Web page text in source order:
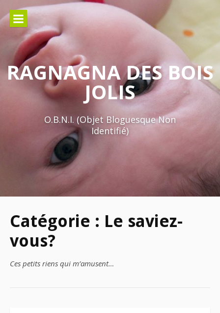
au
contenu
RAGNAGNA DES BOIS
JOLIS
O.B.N.I. (Objet Bloguesque Non
Identifié)
Catégorie : Le saviez-
vous?
Ces petits riens qui m’amusent…